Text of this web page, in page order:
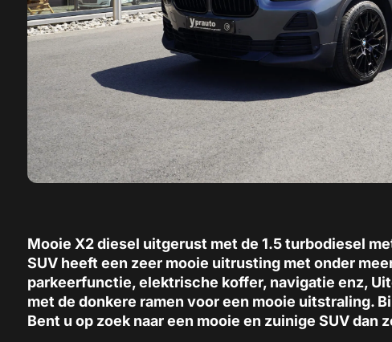
Mooie X2 diesel uitgerust met de 1.5 turbodiesel
SUV heeft een zeer mooie uitrusting met onder
parkeerfunctie, elektrische koffer, navigatie enz,
met de donkere ramen voor een mooie uitstraling.
Bent u op zoek naar een mooie en zuinige SUV dan